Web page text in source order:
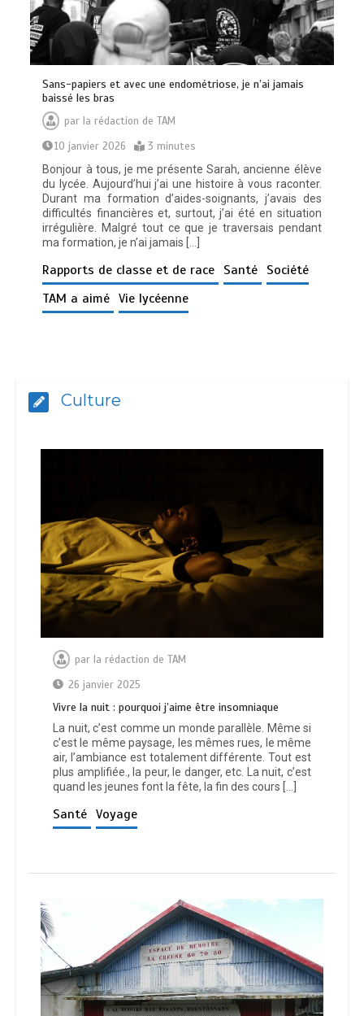
Sans-papiers et avec une endométriose, je n’ai jamais
baissé les bras
par la rédaction de TAM
10 janvier 2026
3 minutes
Bonjour à tous, je me présente Sarah, ancienne élève
du lycée. Aujourd’hui j’ai une histoire à vous raconter.
Durant ma formation d’aides-soignants, j’avais des
difficultés financières et, surtout, j’ai été en situation
irrégulière. Malgré tout ce que je traversais pendant
ma formation, je n’ai jamais […]
Rapports de classe et de race Santé Société
TAM a aimé Vie lycéenne
Culture
par la rédaction de TAM
26 janvier 2025
Vivre la nuit : pourquoi j’aime être insomniaque
La nuit, c’est comme un monde parallèle. Même si
c’est le même paysage, les mêmes rues, le même
air, l’ambiance est totalement différente. Tout est
plus amplifiée., la peur, le danger, etc. La nuit, c’est
quand les jeunes font la fête, la fin des cours […]
Santé Voyage